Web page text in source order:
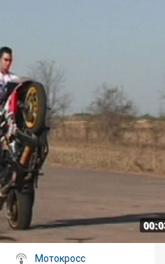
Мотокросс